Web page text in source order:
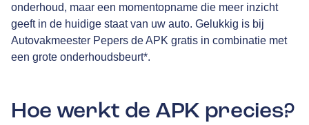
onderhoud, maar een momentopname die meer inzicht
geeft in de huidige staat van uw auto. Gelukkig is bij
Autovakmeester Pepers de APK gratis in combinatie met
een grote onderhoudsbeurt*.
Hoe werkt de APK precies?